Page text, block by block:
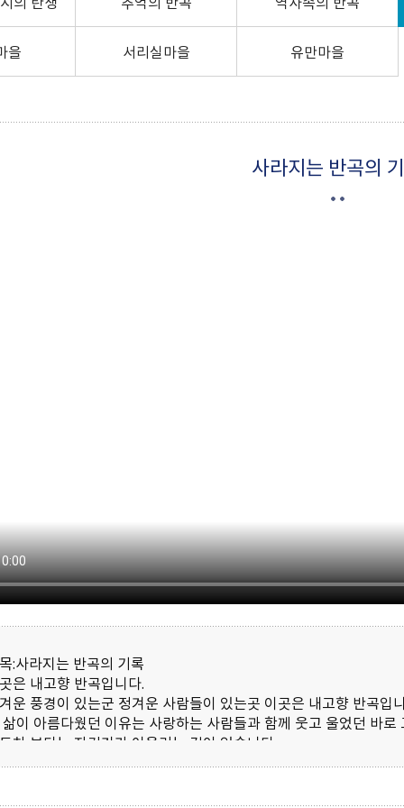
을 서리실마을 유만마을
사라지는 반곡의
:사라지는 반곡의 기록
은 내고향 반곡입니다.
운 풍경이 있는군 정겨운 사람들이 있는곳 이곳은 내고향 반곡입
이 아름다웠던 이유는 사랑하는 사람들과 함께 웃고 울었던 바
차 보다는 자건거가 어울리는 길이 있습니다.
마을 안길이 넓어지고 포장되었을때 마을사람들과 아이들은 얼
는 이길은